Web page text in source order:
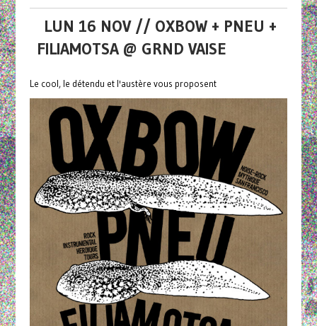
LUN 16 NOV // OXBOW + PNEU +
FILIAMOTSA @ GRND VAISE
Le cool, le détendu et l'austère vous proposent